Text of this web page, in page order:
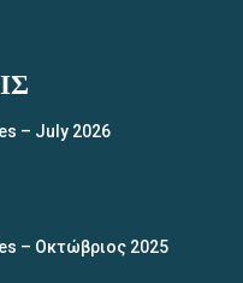
– July 2026
– Οκτώβριος 2025